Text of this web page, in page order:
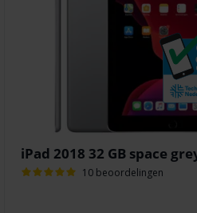
iPad 2018 32 GB space
10 beoordelingen